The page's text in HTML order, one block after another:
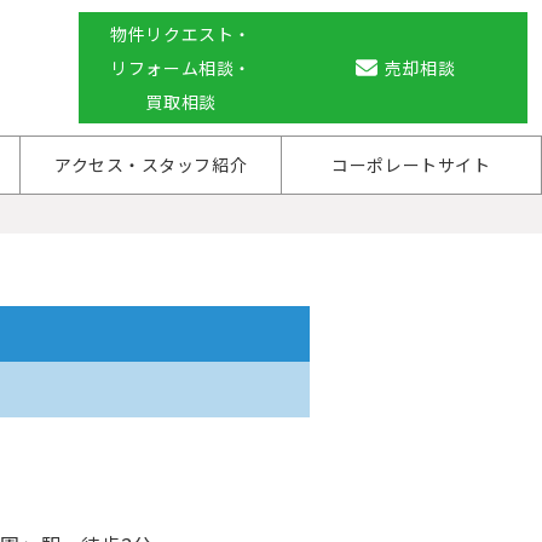
物件リクエスト・
リフォーム相談・
買取相談
売却相談
アクセス・スタッフ紹介 コーポレートサイト